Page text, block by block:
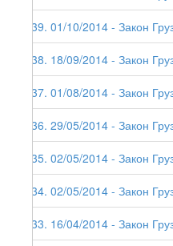
139. 01/10/2014 - Закон
138. 18/09/2014 - Закон
137. 01/08/2014 - Закон
136. 29/05/2014 - Закон
135. 02/05/2014 - Закон
134. 02/05/2014 - Закон
133. 16/04/2014 - Закон